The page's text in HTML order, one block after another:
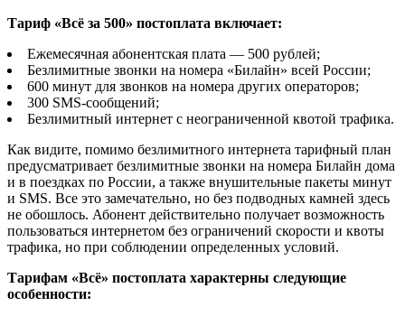
Тариф «Всё за 500» постоплата включает:
Ежемесячная абонентская плата — 500 рублей;
Безлимитные звонки на номера «Билайн» всей России;
600 минут для звонков на номера других операторов;
300 SMS-сообщений;
Безлимитный интернет с неограниченной квотой трафика.
Как видите, помимо безлимитного интернета тарифный план
предусматривает безлимитные звонки на номера Билайн дома
и в поездках по России, а также внушительные пакеты минут
и SMS. Все это замечательно, но без подводных камней здесь
не обошлось. Абонент действительно получает возможность
пользоваться интернетом без ограничений скорости и квоты
трафика, но при соблюдении определенных условий.
Тарифам «Всё» постоплата характерны следующие
особенности: